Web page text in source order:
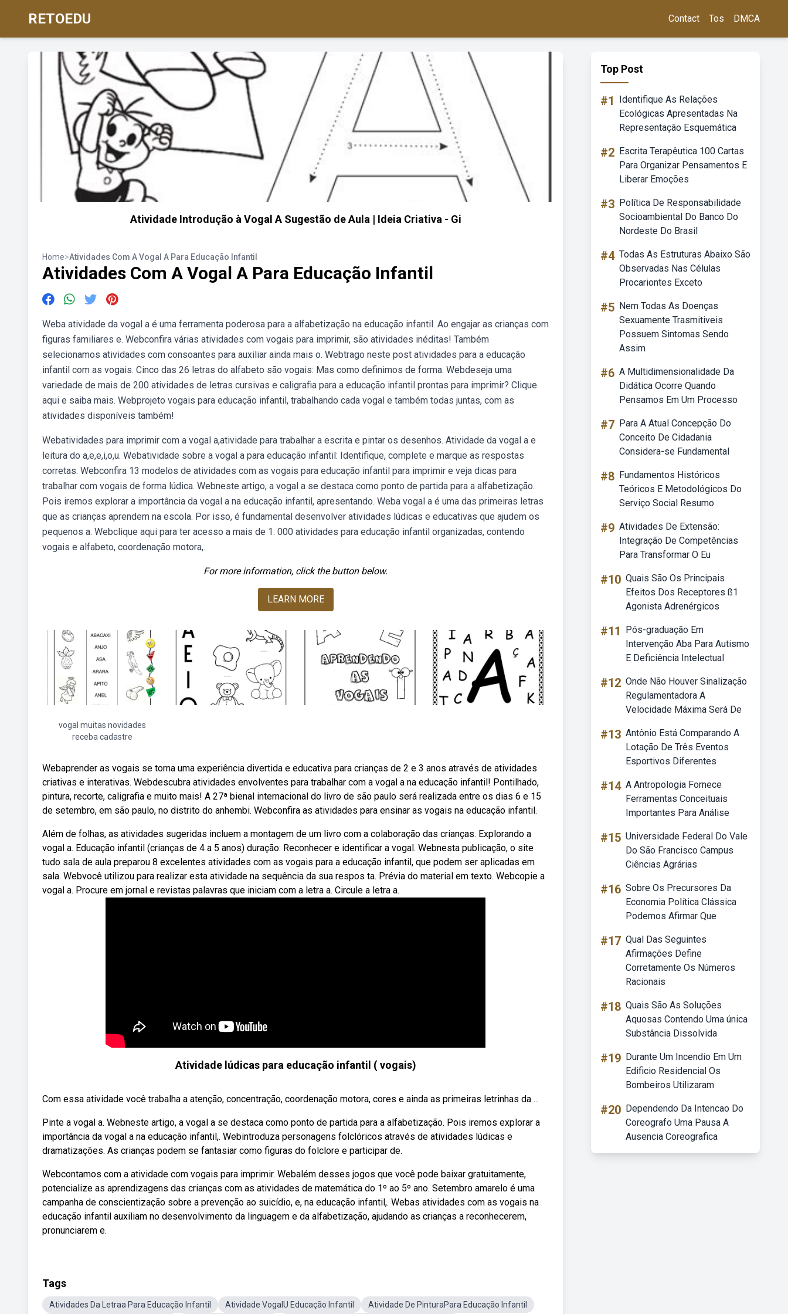
RETOEDU Contact Tos DMCA
Atividade Introdução à Vogal A Sugestão de Aula | Ideia Criativa - Gi
Home>Atividades Com A Vogal A Para Educação Infantil
Atividades Com A Vogal A Para Educação Infantil
Weba atividade da vogal a é uma ferramenta poderosa para a alfabetização na educação infantil. Ao engajar as crianças com
figuras familiares e. Webconfira várias atividades com vogais para imprimir, são atividades inéditas! Também
selecionamos atividades com consoantes para auxiliar ainda mais o. Webtrago neste post atividades para a educação
infantil com as vogais. Cinco das 26 letras do alfabeto são vogais: Mas como definimos de forma. Webdeseja uma
variedade de mais de 200 atividades de letras cursivas e caligrafia para a educação infantil prontas para imprimir? Clique
aqui e saiba mais. Webprojeto vogais para educação infantil, trabalhando cada vogal e também todas juntas, com as
atividades disponíveis também!
Webatividades para imprimir com a vogal a,atividade para trabalhar a escrita e pintar os desenhos. Atividade da vogal a e
leitura do a,e,e,i,o,u. Webatividade sobre a vogal a para educação infantil: Identifique, complete e marque as respostas
corretas. Webconfira 13 modelos de atividades com as vogais para educação infantil para imprimir e veja dicas para
trabalhar com vogais de forma lúdica. Webneste artigo, a vogal a se destaca como ponto de partida para a alfabetização.
Pois iremos explorar a importância da vogal a na educação infantil, apresentando. Weba vogal a é uma das primeiras letras
que as crianças aprendem na escola. Por isso, é fundamental desenvolver atividades lúdicas e educativas que ajudem os
pequenos a. Webclique aqui para ter acesso a mais de 1. 000 atividades para educação infantil organizadas, contendo
vogais e alfabeto, coordenação motora,.
For more information, click the button below.
LEARN MORE
vogal muitas novidades
receba cadastre
Webaprender as vogais se torna uma experiência divertida e educativa para crianças de 2 e 3 anos através de atividades
criativas e interativas. Webdescubra atividades envolventes para trabalhar com a vogal a na educação infantil! Pontilhado,
pintura, recorte, caligrafia e muito mais! A 27ª bienal internacional do livro de são paulo será realizada entre os dias 6 e 15
de setembro, em são paulo, no distrito do anhembi. Webconfira as atividades para ensinar as vogais na educação infantil.
Além de folhas, as atividades sugeridas incluem a montagem de um livro com a colaboração das crianças. Explorando a
vogal a. Educação infantil (crianças de 4 a 5 anos) duração: Reconhecer e identificar a vogal. Webnesta publicação, o site
tudo sala de aula preparou 8 excelentes atividades com as vogais para a educação infantil, que podem ser aplicadas em
sala. Webvocê utilizou para realizar esta atividade na sequência da sua respos ta. Prévia do material em texto. Webcopie a
vogal a. Procure em jornal e revistas palavras que iniciam com a letra a. Circule a letra a.
Atividade lúdicas para educação infantil ( vogais)
Com essa atividade você trabalha a atenção, concentração, coordenação motora, cores e ainda as primeiras letrinhas da ...
Pinte a vogal a. Webneste artigo, a vogal a se destaca como ponto de partida para a alfabetização. Pois iremos explorar a
importância da vogal a na educação infantil,. Webintroduza personagens folclóricos através de atividades lúdicas e
dramatizações. As crianças podem se fantasiar como figuras do folclore e participar de.
Webcontamos com a atividade com vogais para imprimir. Webalém desses jogos que você pode baixar gratuitamente,
potencialize as aprendizagens das crianças com as atividades de matemática do 1º ao 5º ano. Setembro amarelo é uma
campanha de conscientização sobre a prevenção ao suicídio, e, na educação infantil,. Webas atividades com as vogais na
educação infantil auxiliam no desenvolvimento da linguagem e da alfabetização, ajudando as crianças a reconhecerem,
pronunciarem e.
Tags
Atividades Da Letraa Para Educação Infantil Atividade VogalU Educação Infantil Atividade De PinturaPara Educação Infantil
Top Post
#1
Identifique As Relações
Ecológicas Apresentadas Na
Representação Esquemática
#2 Escrita Terapêutica 100 Cartas
Para Organizar Pensamentos E
Liberar Emoções
#3 Política De Responsabilidade
Socioambiental Do Banco Do
Nordeste Do Brasil
#4 Todas As Estruturas Abaixo São
Observadas Nas Células
Procariontes Exceto
#5 Nem Todas As Doenças
Sexuamente Trasmitiveis
Possuem Sintomas Sendo
Assim
#6 A Multidimensionalidade Da
Didática Ocorre Quando
Pensamos Em Um Processo
#7 Para A Atual Concepção Do
Conceito De Cidadania
Considera-se Fundamental
#8 Fundamentos Históricos
Teóricos E Metodológicos Do
Serviço Social Resumo
#9 Atividades De Extensão:
Integração De Competências
Para Transformar O Eu
#10 Quais São Os Principais
Efeitos Dos Receptores ß1
Agonista Adrenérgicos
#11
Pós-graduação Em
Intervenção Aba Para Autismo
E Deficiência Intelectual
#12 Onde Não Houver Sinalização
Regulamentadora A
Velocidade Máxima Será De
#13 Antônio Está Comparando A
Lotação De Três Eventos
Esportivos Diferentes
#14 A Antropologia Fornece
Ferramentas Conceituais
Importantes Para Análise
#15 Universidade Federal Do Vale
Do São Francisco Campus
Ciências Agrárias
#16 Sobre Os Precursores Da
Economia Política Clássica
Podemos Afirmar Que
#17 Qual Das Seguintes
Afirmações Define
Corretamente Os Números
Racionais
#18 Quais São As Soluções
Aquosas Contendo Uma única
Substância Dissolvida
#19 Durante Um Incendio Em Um
Edificio Residencial Os
Bombeiros Utilizaram
#20 Dependendo Da Intencao Do
Coreografo Uma Pausa A
Ausencia Coreografica